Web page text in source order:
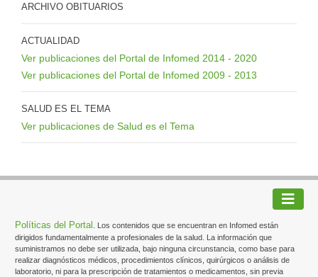
ARCHIVO OBITUARIOS
ACTUALIDAD
Ver publicaciones del Portal de Infomed 2014 - 2020
Ver publicaciones del Portal de Infomed 2009 - 2013
SALUD ES EL TEMA
Ver publicaciones de Salud es el Tema
Políticas del Portal . Los contenidos que se encuentran en Infomed están
dirigidos fundamentalmente a profesionales de la salud. La información que
suministramos no debe ser utilizada, bajo ninguna circunstancia, como base para
realizar diagnósticos médicos, procedimientos clínicos, quirúrgicos o análisis de
laboratorio, ni para la prescripción de tratamientos o medicamentos, sin previa